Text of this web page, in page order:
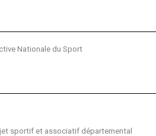
Nationale du Sport
sportif et associatif départemental